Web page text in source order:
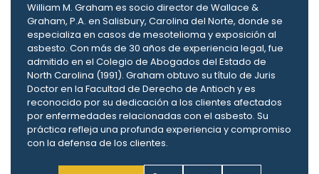
William M. Graham es socio director de Wallace &
Graham, P.A. en Salisbury, Carolina del Norte, donde se
especializa en casos de mesotelioma y exposición al
asbesto. Con más de 30 años de experiencia legal, fue
admitido en el Colegio de Abogados del Estado de
North Carolina (1991). Graham obtuvo su título de Juris
Doctor en la Facultad de Derecho de Antioch y es
reconocido por su dedicación a los clientes afectados
por enfermedades relacionadas con el asbesto. Su
práctica refleja una profunda experiencia y compromiso
con la defensa de los clientes.